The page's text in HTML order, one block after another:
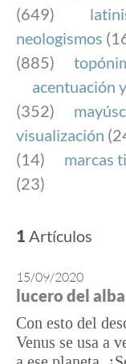
(649)
neologismos
(885)
acentuación
(352)
visualización
(14)
marcas
(23)
1 Artículos
15/09/2020
lucero del alba
Con esto del
Venus se usa a